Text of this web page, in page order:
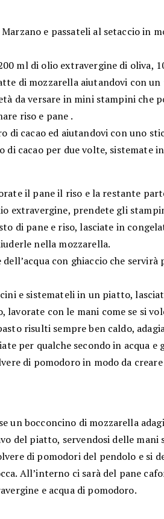
e passateli al setaccio in
ml di olio extravergine di oliva,
di mozzarella aiutandovi con un
da versare in mini stampini che
riso e pane .
di cacao ed aiutandovi con uno
di cacao per due volte, sistemate
il pane il riso e la restante
extravergine, prendete gli
di pane e riso, lasciate in
nella mozzarella.
con ghiaccio che servirà
e sistemateli in un piatto,
lavorate con le mani come se si
risulti sempre ben caldo,
per qualche secondo in acqua e
di pomodoro in modo da
un bocconcino di mozzarella
del piatto, servendosi delle mani
di pomodori del pendolo e si
All’interno ci sarà del pane
e acqua di pomodoro.